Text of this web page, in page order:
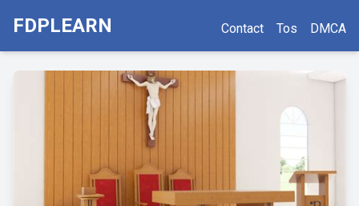
FDPLEARN Contact Tos DMCA